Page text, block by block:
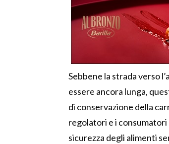
Sebbene la strada verso
essere ancora lunga,
di conservazione della
regolatori e i
sicurezza degli alimenti